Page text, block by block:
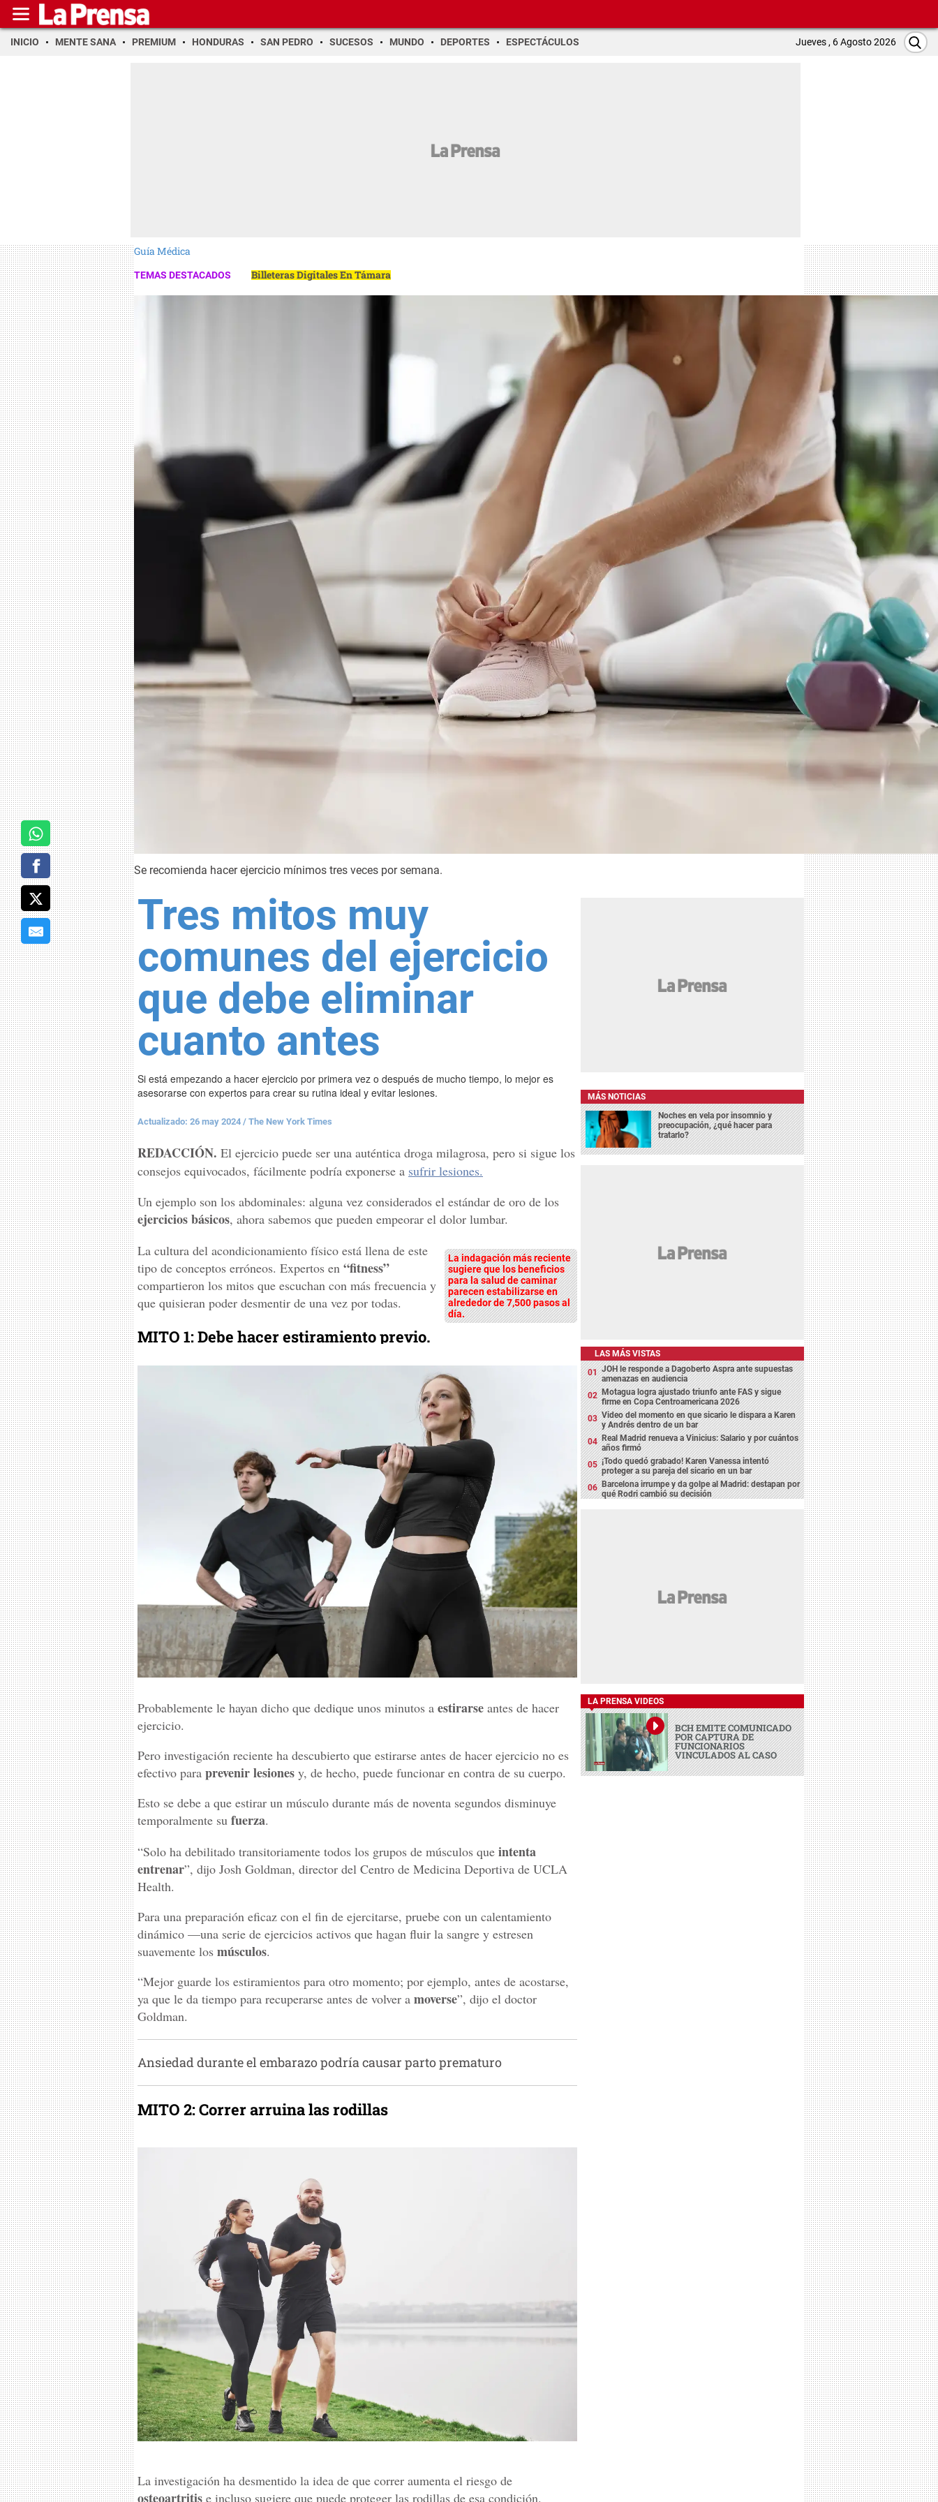
INICIO MENTE SANA PREMIUM HONDURAS SAN PEDRO SUCESOS MUNDO DEPORTES ESPECTÁCULOS Jueves , 6 Agosto 2026
Guía Médica
TEMAS DESTACADOS Billeteras Digitales En Támara
Se recomienda hacer ejercicio mínimos tres veces por semana.
Tres mitos muy
comunes del ejercicio
que debe eliminar
cuanto antes
Si está empezando a hacer ejercicio por primera vez o después de mucho tiempo, lo mejor es
asesorarse con expertos para crear su rutina ideal y evitar lesiones.
Actualizado: 26 may 2024 / The New York Times
REDACCIÓN. El ejercicio puede ser una auténtica droga milagrosa, pero si sigue los
consejos equivocados, fácilmente podría exponerse a sufrir lesiones.
Un ejemplo son los abdominales: alguna vez considerados el estándar de oro de los
ejercicios básicos, ahora sabemos que pueden empeorar el dolor lumbar.
La indagación más reciente
sugiere que los beneficios
para la salud de caminar
parecen estabilizarse en
alrededor de 7,500 pasos al
día.
La cultura del acondicionamiento físico está llena de este
tipo de conceptos erróneos. Expertos en “fitness”
compartieron los mitos que escuchan con más frecuencia y
que quisieran poder desmentir de una vez por todas.
MITO 1: Debe hacer estiramiento previo.
Probablemente le hayan dicho que dedique unos minutos a estirarse antes de hacer
ejercicio.
Pero investigación reciente ha descubierto que estirarse antes de hacer ejercicio no es
efectivo para prevenir lesiones y, de hecho, puede funcionar en contra de su cuerpo.
Esto se debe a que estirar un músculo durante más de noventa segundos disminuye
temporalmente su fuerza.
“Solo ha debilitado transitoriamente todos los grupos de músculos que intenta
entrenar”, dijo Josh Goldman, director del Centro de Medicina Deportiva de UCLA
Health.
Para una preparación eficaz con el fin de ejercitarse, pruebe con un calentamiento
dinámico —una serie de ejercicios activos que hagan fluir la sangre y estresen
suavemente los músculos.
“Mejor guarde los estiramientos para otro momento; por ejemplo, antes de acostarse,
ya que le da tiempo para recuperarse antes de volver a moverse”, dijo el doctor
Goldman.
Ansiedad durante el embarazo podría causar parto prematuro
MITO 2: Correr arruina las rodillas
La investigación ha desmentido la idea de que correr aumenta el riesgo de
osteoartritis e incluso sugiere que puede proteger las rodillas de esa condición.
MÁS NOTICIAS
Noches en vela por insomnio y
preocupación, ¿qué hacer para
tratarlo?
LAS MÁS VISTAS
JOH le responde a Dagoberto Aspra ante supuestas
amenazas en audiencia
Motagua logra ajustado triunfo ante FAS y sigue
firme en Copa Centroamericana 2026
Video del momento en que sicario le dispara a Karen
y Andrés dentro de un bar
Real Madrid renueva a Vinicius: Salario y por cuántos
años firmó
¡Todo quedó grabado! Karen Vanessa intentó
proteger a su pareja del sicario en un bar
Barcelona irrumpe y da golpe al Madrid: destapan por
qué Rodri cambió su decisión
LA PRENSA VIDEOS
BCH EMITE COMUNICADO
POR CAPTURA DE
FUNCIONARIOS
VINCULADOS AL CASO